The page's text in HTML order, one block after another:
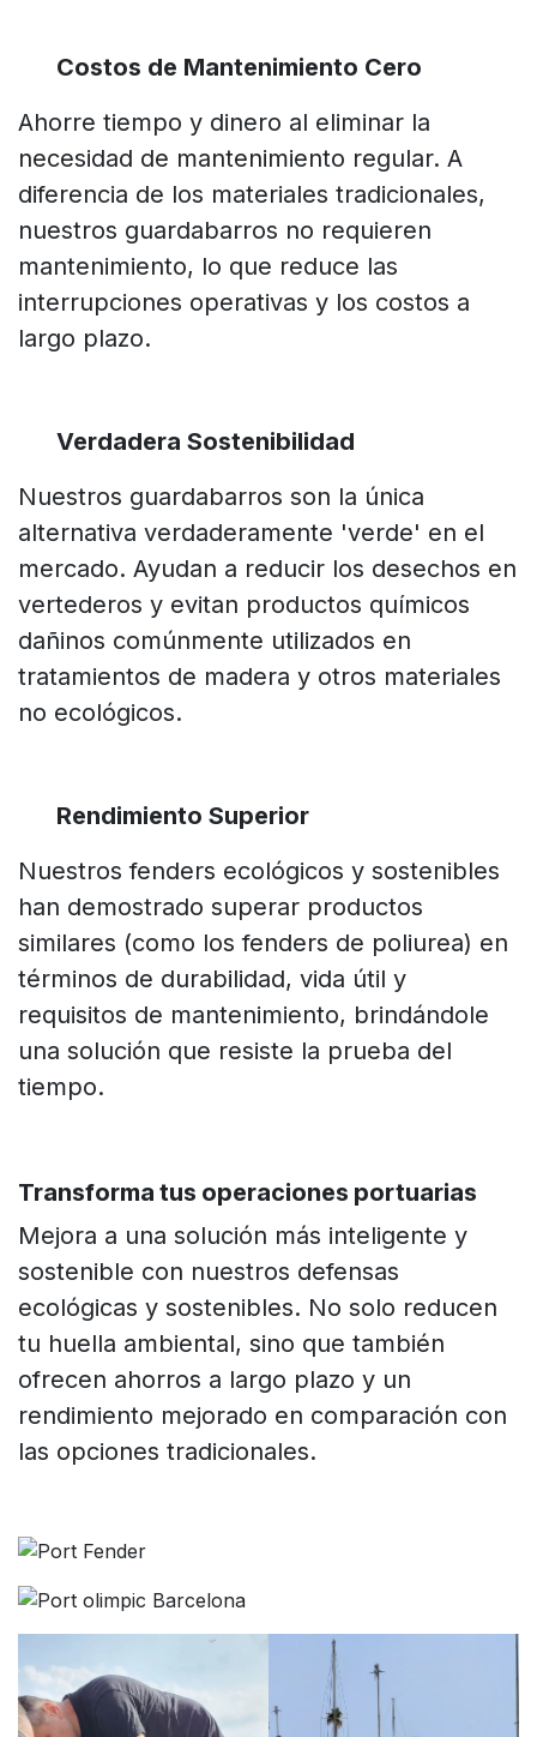
Costos de Mantenimiento Cero
Ahorre tiempo y dinero al eliminar la
necesidad de mantenimiento regular. A
diferencia de los materiales tradicionales,
nuestros guardabarros no requieren
mantenimiento, lo que reduce las
interrupciones operativas y los costos a
largo plazo.
Verdadera Sostenibilidad
Nuestros guardabarros son la única
alternativa verdaderamente 'verde' en el
mercado. Ayudan a reducir los desechos en
vertederos y evitan productos químicos
dañinos comúnmente utilizados en
tratamientos de madera y otros materiales
no ecológicos.
Rendimiento Superior
Nuestros fenders ecológicos y sostenibles
han demostrado superar productos
similares (como los fenders de poliurea) en
términos de durabilidad, vida útil y
requisitos de mantenimiento, brindándole
una solución que resiste la prueba del
tiempo.
Transforma tus operaciones portuarias
Mejora a una solución más inteligente y
sostenible con nuestros defensas
ecológicas y sostenibles. No solo reducen
tu huella ambiental, sino que también
ofrecen ahorros a largo plazo y un
rendimiento mejorado en comparación con
las opciones tradicionales.